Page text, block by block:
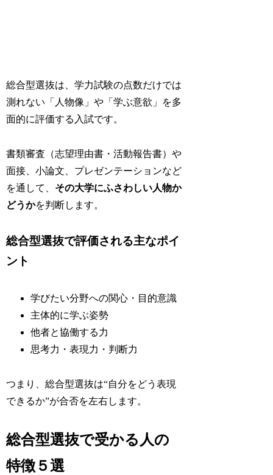
総合型選抜は、学力試験の点数だけでは
測れない「人物像」や「学ぶ意欲」を多
面的に評価する入試です。
書類審査（志望理由書・活動報告書）や
面接、小論文、プレゼンテーションなど
を通して、 その大学にふさわしい人物か
どうかを判断します。
総合型選抜で評価される主なポイ
ント
学びたい分野への関心・目的意識
主体的に学ぶ姿勢
他者と協働する力
思考力・表現力・判断力
つまり、総合型選抜は“自分をどう表現
できるか”が合否を左右します。
総合型選抜で受かる人の
特徴５選